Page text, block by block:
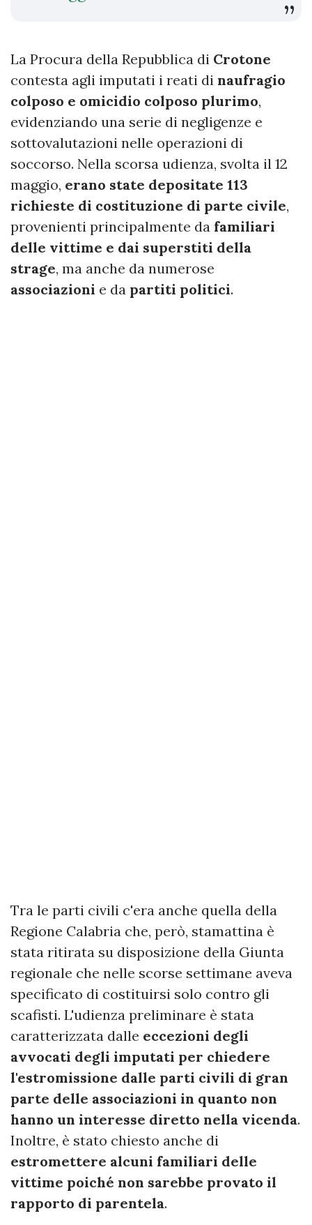
La Procura della Repubblica di Crotone
contesta agli imputati i reati di naufragio
colposo e omicidio colposo plurimo,
evidenziando una serie di negligenze e
sottovalutazioni nelle operazioni di
soccorso. Nella scorsa udienza, svolta il 12
maggio, erano state depositate 113
richieste di costituzione di parte civile,
provenienti principalmente da familiari
delle vittime e dai superstiti della
strage, ma anche da numerose
associazioni e da partiti politici.
Tra le parti civili c'era anche quella della
Regione Calabria che, però, stamattina è
stata ritirata su disposizione della Giunta
regionale che nelle scorse settimane aveva
specificato di costituirsi solo contro gli
scafisti. L'udienza preliminare è stata
caratterizzata dalle eccezioni degli
avvocati degli imputati per chiedere
l'estromissione dalle parti civili di gran
parte delle associazioni in quanto non
hanno un interesse diretto nella vicenda.
Inoltre, è stato chiesto anche di
estromettere alcuni familiari delle
vittime poiché non sarebbe provato il
rapporto di parentela.